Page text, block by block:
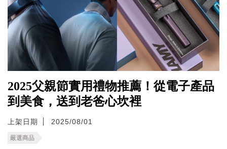
2025父親節實用禮物推薦！從電子產品
到美食，送到老爸心坎裡
上架日期 2025/08/01
嚴選商品